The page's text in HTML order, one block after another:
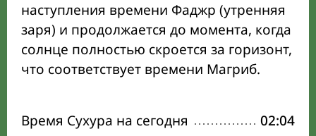
наступления времени Фаджр (утренняя
заря) и продолжается до момента, когда
солнце полностью скроется за горизонт,
что соответствует времени Магриб.
Время Сухура на сегодня 02:04